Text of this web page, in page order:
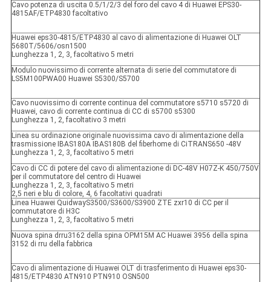
Cavo potenza di uscita 0.5/1/2/3 del foro del cavo 4 di Huawei EPS30-
4815AF/ETP4830 facoltativo
Huawei eps30-4815/ETP4830 al cavo di alimentazione di Huawei OLT
5680T/5606/osn1500
Lunghezza 1, 2, 3, facoltativo 5 metri
Modulo nuovissimo di corrente alternata di serie del commutatore di
LS5M100PWA00 Huawei S5300/S5700
Cavo nuovissimo di corrente continua del commutatore s5710 s5720 di
Huawei, cavo di corrente continua di CC di s5700 s5300
Lunghezza 1, 2, facoltativo 3 metri
Linea su ordinazione originale nuovissima cavo di alimentazione della
trasmissione IBAS180A IBAS180B del fiberhome di CiTRANS650 -48V
Lunghezza 1, 2, 3, facoltativo 5 metri
Cavo di CC di potere del cavo di alimentazione di DC-48V H07Z-K 450/750V
per il commutatore del centro di Huawei
Lunghezza 1, 2, 3, facoltativo 5 metri
2,5 neri e blu di colore, 4, 6 facoltativi quadrati
Linea Huawei QuidwayS3500/S3600/S3900 ZTE zxr10 di CC per il
commutatore di H3C
Lunghezza 1, 2, 3, facoltativo 5 metri
Nuova spina drru3162 della spina OPM15M AC Huawei 3956 della spina
3152 di rru della fabbrica
Cavo di alimentazione di Huawei OLT di trasferimento di Huawei eps30-
4815/ETP4830 ATN910 PTN910 OSN500